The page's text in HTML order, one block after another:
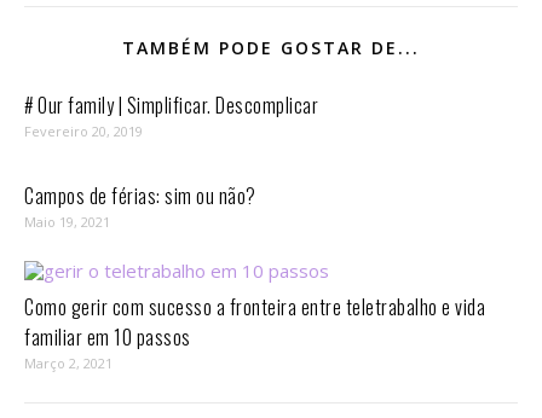
TAMBÉM PODE GOSTAR DE...
# Our family | Simplificar. Descomplicar
Fevereiro 20, 2019
Campos de férias: sim ou não?
Maio 19, 2021
Como gerir com sucesso a fronteira entre teletrabalho e vida
familiar em 10 passos⁣
Março 2, 2021